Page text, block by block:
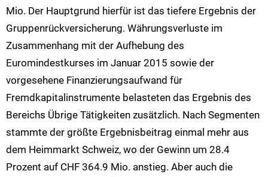
Mio. Der Hauptgrund hierfür ist das tiefere Ergebnis der
Gruppenrückversicherung. Währungsverluste im
Zusammenhang mit der Aufhebung des
Euromindestkurses im Januar 2015 sowie der
vorgesehene Finanzierungsaufwand für
Fremdkapitalinstrumente belasteten das Ergebnis des
Bereichs Übrige Tätigkeiten zusätzlich. Nach Segmenten
stammte der größte Ergebnisbeitrag einmal mehr aus
dem Heimmarkt Schweiz, wo der Gewinn um 28.4
Prozent auf CHF 364.9 Mio. anstieg. Aber auch die